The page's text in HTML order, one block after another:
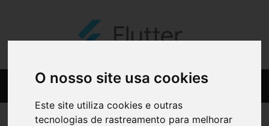
O nosso site usa cookies
Este site utiliza cookies e outras
tecnologias de rastreamento para melhorar